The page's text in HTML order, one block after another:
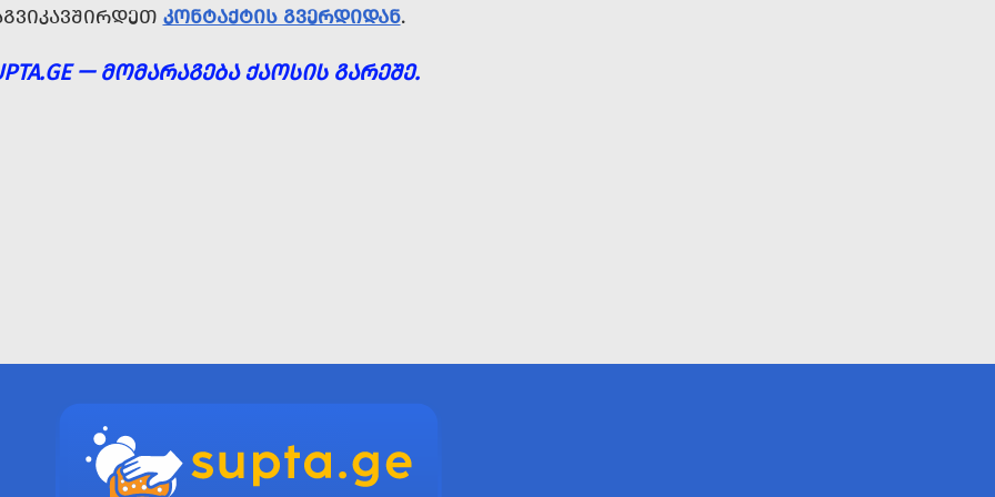
ᲙᲝᲜᲢᲐᲥᲢᲘᲡ ᲒᲕᲔᲠᲓᲘᲓᲐᲜ.
— ᲛᲝᲛᲐᲠᲐᲒᲔᲑᲐ ᲥᲐᲝᲡᲘᲡ ᲒᲐᲠᲔᲨᲔ.